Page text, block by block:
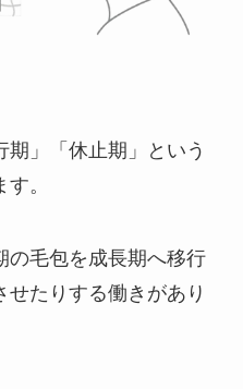
」「休止期」という
。
の毛包を成長期へ移行
せたりする働きがあり